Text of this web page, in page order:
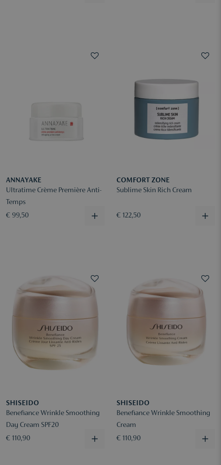
ANNAYAKE
Ultratime Crème Première Anti-
Temps
€ 99,50
COMFORT ZONE
Sublime Skin Rich Cream
€ 122,50
SHISEIDO
Benefiance Wrinkle Smoothing
Day Cream SPF20
€ 110,90
SHISEIDO
Benefiance Wrinkle Smoothing
Cream
€ 110,90